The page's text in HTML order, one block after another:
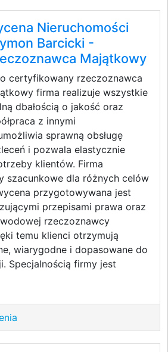
Nieruchomości
Barcicki -
Majątkowy
certyfikowany rzeczoznawca
firma realizuje wszystkie
dbałością o jakość oraz
z innymi
sprawną obsługę
i pozwala elastycznie
klientów. Firma
szacunkowe dla różnych celów
przygotowywana jest
przepisami prawa oraz
rzeczoznawcy
temu klienci otrzymują
wiarygodne i dopasowane do
Specjalnością firmy jest